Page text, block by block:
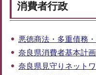
消費者行政
悪徳商法・多重債務
奈良県消費者基本計画
奈良県見守りネット